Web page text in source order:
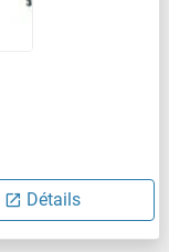
Détails